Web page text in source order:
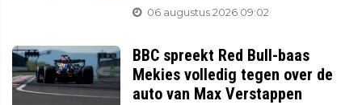
06 augustus 2026 09:02
BBC spreekt Red Bull-baas
Mekies volledig tegen over de
auto van Max Verstappen